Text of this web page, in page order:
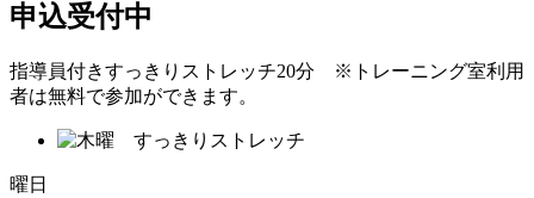
申込受付中
指導員付きすっきりストレッチ20分 ※トレーニング室利用
者は無料で参加ができます。
曜日